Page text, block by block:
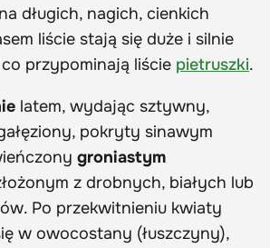
długich, nagich, cienkich
liście stają się duże i silnie
przypominają liście pietruszki.
latem, wydając sztywny,
pokryty sinawym
groniastym
z drobnych, białych lub
Po przekwitnieniu kwiaty
w owocostany (łuszczyny),